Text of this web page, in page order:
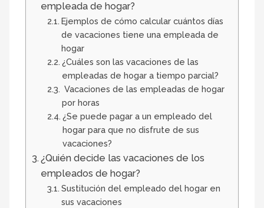
empleada de hogar?
Ejemplos de cómo calcular cuántos días
de vacaciones tiene una empleada de
hogar
¿Cuáles son las vacaciones de las
empleadas de hogar a tiempo parcial?
Vacaciones de las empleadas de hogar
por horas
¿Se puede pagar a un empleado del
hogar para que no disfrute de sus
vacaciones?
¿Quién decide las vacaciones de los
empleados de hogar?
Sustitución del empleado del hogar en
sus vacaciones